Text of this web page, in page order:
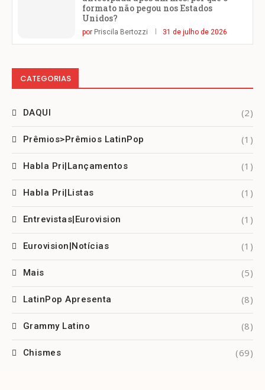
formato não pegou nos Estados
Unidos?
por Priscila Bertozzi 31 de julho de 2026
CATEGORIAS
DAQUI (2)
Prêmios>Prêmios LatinPop (1)
Habla Pri|Lançamentos (1)
Habla Pri|Listas (1)
Entrevistas|Eurovision (1)
Eurovision|Notícias (1)
Mais (5)
LatinPop Apresenta (8)
Grammy Latino (8)
Chismes (69)